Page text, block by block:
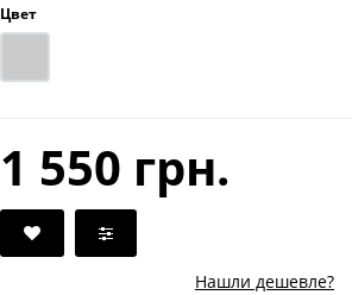
Цвет
1 550 грн.
Нашли дешевле?